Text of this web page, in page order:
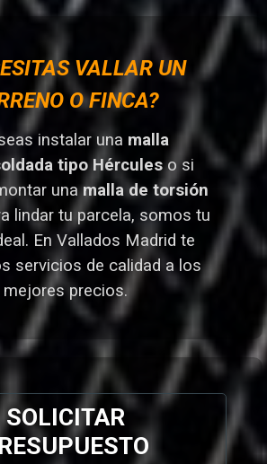
VALLAR UN
O FINCA?
instalar una malla
tipo Hérculeso si
unamalla de torsión
lindar tu parcela, somos tu
En Vallados Madrid te
servicios de calidad a los
mejores precios.
SOLICITAR